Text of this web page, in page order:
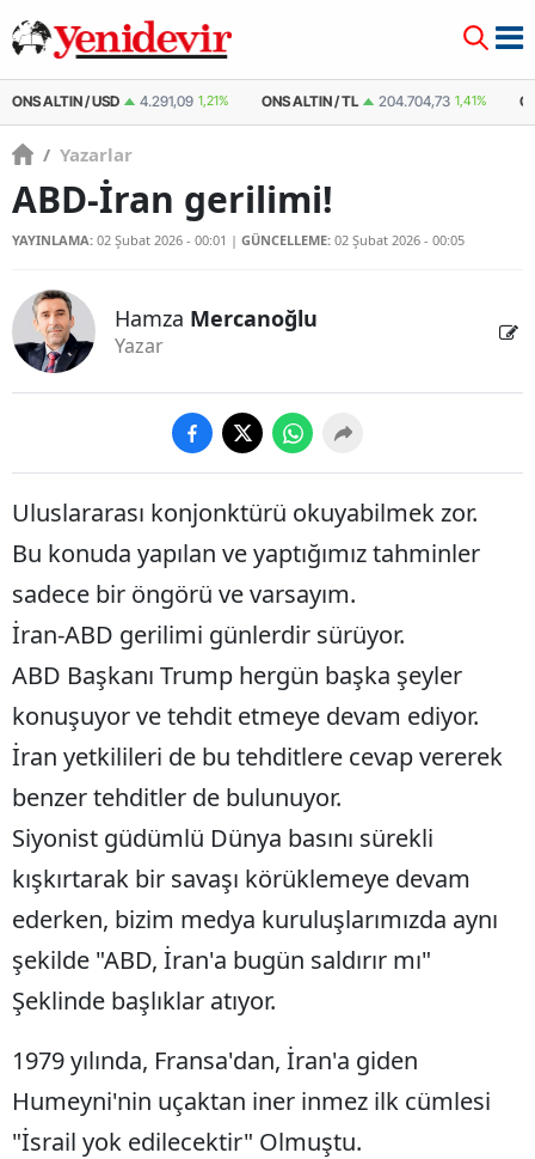
ONS ALTIN / TL 204.704,73 1,41% ÇEYREK ALTIN 10.761,42 1,38%
/ Yazarlar
ABD-İran gerilimi!
YAYINLAMA: 02 Şubat 2026 - 00:01 | GÜNCELLEME: 02 Şubat 2026 - 00:05
Hamza Mercanoğlu
Yazar
Uluslararası konjonktürü okuyabilmek zor.
Bu konuda yapılan ve yaptığımız tahminler
sadece bir öngörü ve varsayım.
İran-ABD gerilimi günlerdir sürüyor.
ABD Başkanı Trump hergün başka şeyler
konuşuyor ve tehdit etmeye devam ediyor.
İran yetkilileri de bu tehditlere cevap vererek
benzer tehditler de bulunuyor.
Siyonist güdümlü Dünya basını sürekli
kışkırtarak bir savaşı körüklemeye devam
ederken, bizim medya kuruluşlarımızda aynı
şekilde "ABD, İran'a bugün saldırır mı"
Şeklinde başlıklar atıyor.
1979 yılında, Fransa'dan, İran'a giden
Humeyni'nin uçaktan iner inmez ilk cümlesi
"İsrail yok edilecektir" Olmuştu.